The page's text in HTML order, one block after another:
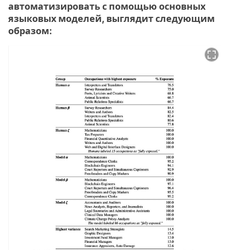
автоматизировать с помощью основных
языковых моделей, выглядит следующим
образом: